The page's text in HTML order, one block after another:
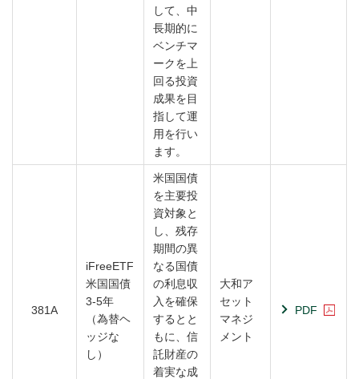
して、中
長期的に
ベンチマ
ークを上
回る投資
成果を目
指して運
用を行い
ます。
381A
iFreeETF
米国国債
3-5年
（為替ヘ
ッジな
し）
米国国債
を主要投
資対象と
し、残存
期間の異
なる国債
の利息収
入を確保
するとと
もに、信
託財産の
着実な成
大和ア
セット
マネジ
メント
PDF